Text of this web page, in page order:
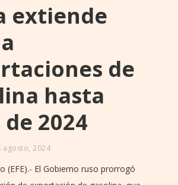
extiende
de
hasta
2024
agosto, 2024
(EFE).- El Gobierno ruso prorrogó